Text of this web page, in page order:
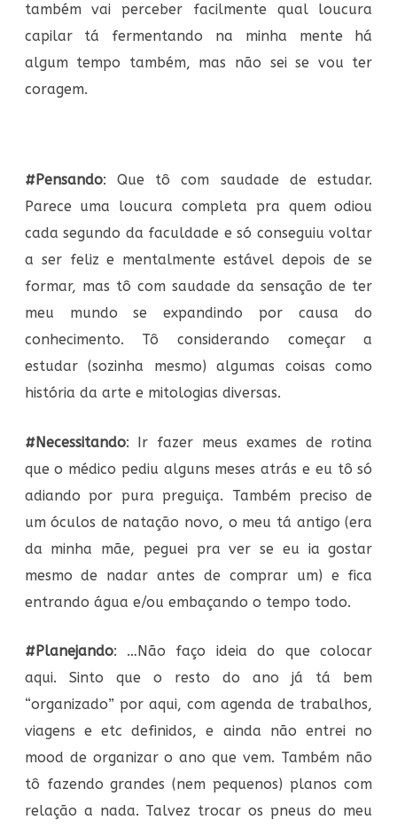
também vai perceber facilmente qual loucura
capilar tá fermentando na minha mente há
algum tempo também, mas não sei se vou ter
coragem.
#Pensando: Que tô com saudade de estudar.
Parece uma loucura completa pra quem odiou
cada segundo da faculdade e só conseguiu voltar
a ser feliz e mentalmente estável depois de se
formar, mas tô com saudade da sensação de ter
meu mundo se expandindo por causa do
conhecimento. Tô considerando começar a
estudar (sozinha mesmo) algumas coisas como
história da arte e mitologias diversas.
#Necessitando: Ir fazer meus exames de rotina
que o médico pediu alguns meses atrás e eu tô só
adiando por pura preguiça. Também preciso de
um óculos de natação novo, o meu tá antigo (era
da minha mãe, peguei pra ver se eu ia gostar
mesmo de nadar antes de comprar um) e fica
entrando água e/ou embaçando o tempo todo.
#Planejando: …Não faço ideia do que colocar
aqui. Sinto que o resto do ano já tá bem
“organizado” por aqui, com agenda de trabalhos,
viagens e etc definidos, e ainda não entrei no
mood de organizar o ano que vem. Também não
tô fazendo grandes (nem pequenos) planos com
relação a nada. Talvez trocar os pneus do meu